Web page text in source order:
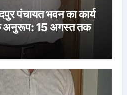
पंचायत भवन का कार्य
अनुरूप: 15 अगस्त तक